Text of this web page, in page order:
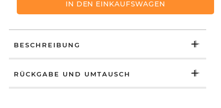
IN DEN EINKAUFSWAGEN
BESCHREIBUNG
RÜCKGABE UND UMTAUSCH